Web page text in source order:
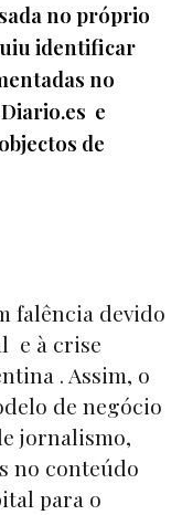
no próprio
identificar
no
e
de
falência devido
e à crise
. Assim, o
de negócio
jornalismo,
no conteúdo
para o